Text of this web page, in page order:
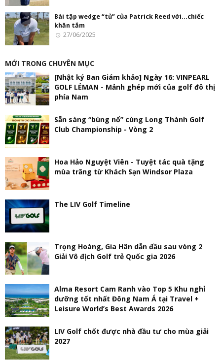
Bài tập wedge “tủ” của Patrick Reed với…chiếc
khăn tắm
27/06/2025
MỚI TRONG CHUYÊN MỤC
[Nhật ký Ban Giám khảo] Ngày 16: VINPEARL
GOLF LÉMAN - Mảnh ghép mới của golf đô thị
phía Nam
Sẵn sàng “bùng nổ” cùng Long Thành Golf
Club Championship - Vòng 2
Hoa Hảo Nguyệt Viên - Tuyệt tác quà tặng
mùa trăng từ Khách Sạn Windsor Plaza
The LIV Golf Timeline
Trọng Hoàng, Gia Hân dẫn đầu sau vòng 2
Giải Vô địch Golf trẻ Quốc gia 2026
Alma Resort Cam Ranh vào Top 5 Khu nghỉ
dưỡng tốt nhất Đông Nam Á tại Travel +
Leisure World’s Best Awards 2026
LIV Golf chốt được nhà đầu tư cho mùa giải
2027